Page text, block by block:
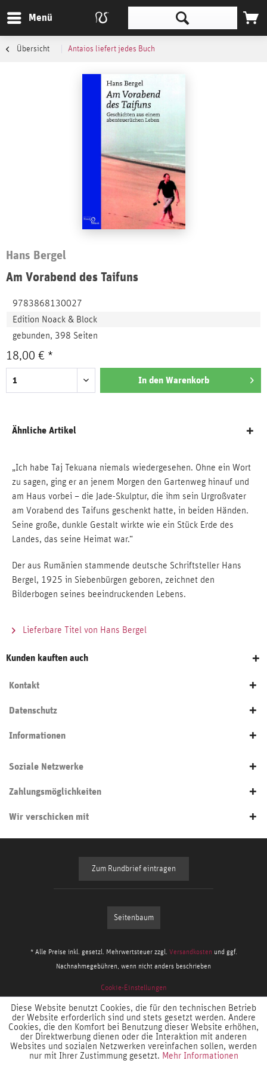
Menü
Übersicht Antaios liefert jedes Buch
Hans Bergel
Am Vorabend des Taifuns
9783868130027
Edition Noack & Block
gebunden, 398 Seiten
18,00 € *
In den Warenkorb
Ähnliche Artikel
„Ich habe Taj Tekuana niemals wiedergesehen. Ohne ein Wort
zu sagen, ging er an jenem Morgen den Gartenweg hinauf und
am Haus vorbei – die Jade-Skulptur, die ihm sein Urgroßvater
am Vorabend des Taifuns geschenkt hatte, in beiden Händen.
Seine große, dunkle Gestalt wirkte wie ein Stück Erde des
Landes, das seine Heimat war.“
Der aus Rumänien stammende deutsche Schriftsteller Hans
Bergel, 1925 in Siebenbürgen geboren, zeichnet den
Bilderbogen seines beeindruckenden Lebens.
Lieferbare Titel von Hans Bergel
Kunden kauften auch
Kontakt
Datenschutz
Informationen
Soziale Netzwerke
Zahlungsmöglichkeiten
Wir verschicken mit
Zum Rundbrief eintragen
Seitenbaum
* Alle Preise inkl. gesetzl. Mehrwertsteuer zzgl. Versandkosten und ggf.
Nachnahmegebühren, wenn nicht anders beschrieben
Cookie-Einstellungen
Diese Website benutzt Cookies, die für den technischen Betrieb
der Website erforderlich sind und stets gesetzt werden. Andere
Cookies, die den Komfort bei Benutzung dieser Website erhöhen,
der Direktwerbung dienen oder die Interaktion mit anderen
Websites und sozialen Netzwerken vereinfachen sollen, werden
nur mit Ihrer Zustimmung gesetzt. Mehr Informationen